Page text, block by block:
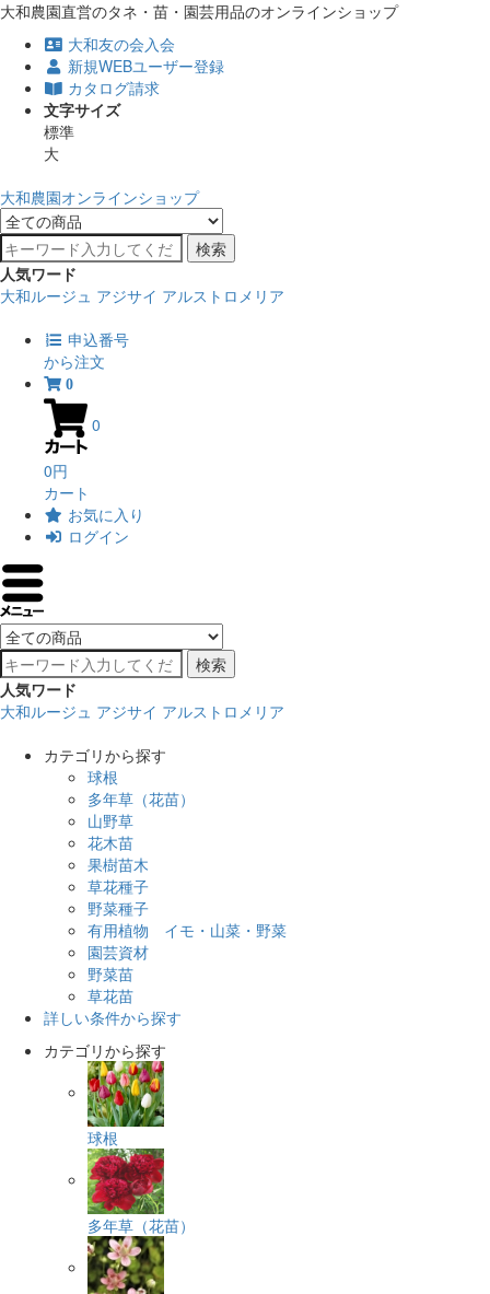
大和農園直営のタネ・苗・園芸用品のオンラインショップ
大和友の会入会
新規WEBユーザー登録
カタログ請求
文字サイズ
標準
大
大和農園オンラインショップ
検索
人気ワード
大和ルージュ アジサイ アルストロメリア
申込番号
から注文
0
0
0円
カート
お気に入り
ログイン
検索
人気ワード
大和ルージュ アジサイ アルストロメリア
カテゴリから探す
球根
多年草（花苗）
山野草
花木苗
果樹苗木
草花種子
野菜種子
有用植物 イモ・山菜・野菜
園芸資材
野菜苗
草花苗
詳しい条件から探す
カテゴリから探す
球根
多年草（花苗）